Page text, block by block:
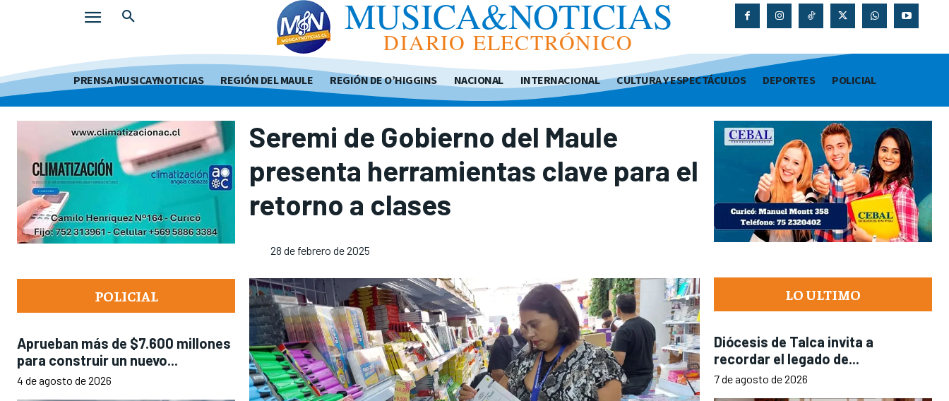
MUSICA&NOTICIAS
DIARIO ELECTRÓNICO
PRENSA MUSICAYNOTICIAS REGIÓN DEL MAULE REGIÓN DE O’HIGGINS NACIONAL INTERNACIONAL CULTURA Y ESPECTÁCULOS DEPORTES POLICIAL
POLICIAL
Aprueban más de $7.600 millones
para construir un nuevo...
4 de agosto de 2026
Seremi de Gobierno del Maule
presenta herramientas clave para el
retorno a clases
28 de febrero de 2025
LO ULTIMO
Diócesis de Talca invita a
recordar el legado de...
7 de agosto de 2026